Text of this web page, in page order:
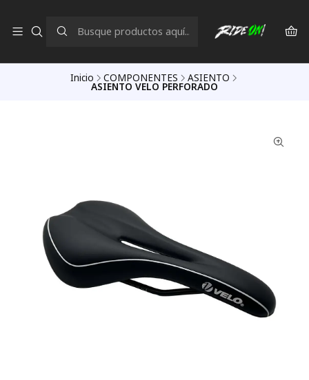
Inicio COMPONENTES ASIENTO
ASIENTO VELO PERFORADO